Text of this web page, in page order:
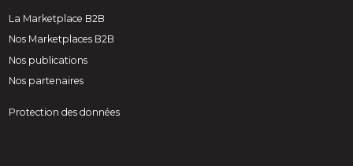
La Marketplace B2B
Nos Marketplaces B2B
Nos publications
Nos partenaires
Protection des données